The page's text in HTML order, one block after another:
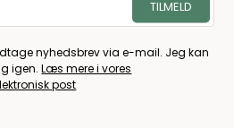
nyhedsbrev via e-mail. Jeg kan
igen.Læs mere i vores
post